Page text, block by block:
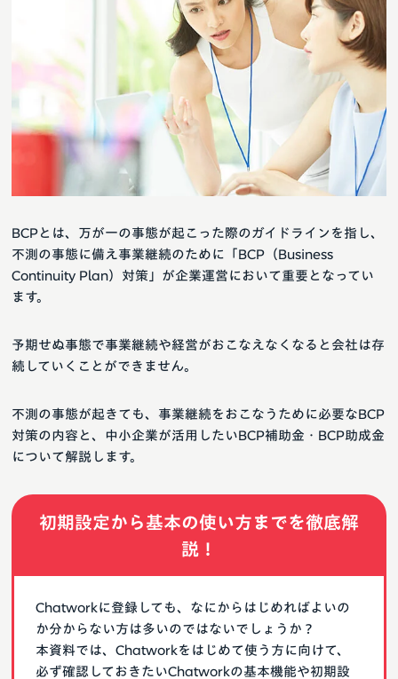
不測の事態が起きても、事業継続をおこなうために必要なBCP
対策の内容と、中小企業が活用したいBCP補助金・BCP助成金
について解説します。
予期せぬ事態で事業継続や経営がおこなえなくなると会社は存
続していくことができません。
BCPとは、万が一の事態が起こった際のガイドラインを指し、
不測の事態に備え事業継続のために「BCP（Business
Continuity Plan）対策」が企業運営において重要となってい
ます。
初期設定から基本の使い方までを徹底解
説！
Chatworkに登録しても、なにからはじめればよいの
か分からない方は多いのではないでしょうか？
本資料では、Chatworkをはじめて使う方に向けて、
必ず確認しておきたいChatworkの基本機能や初期設